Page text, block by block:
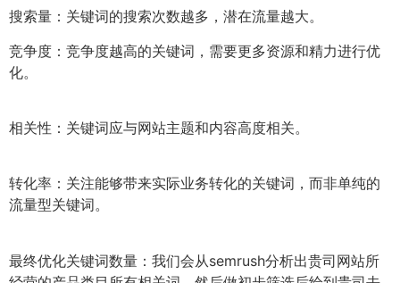
搜索量：关键词的搜索次数越多，潜在流量越大。
竞争度：竞争度越高的关键词，需要更多资源和精力进行优
化。
相关性：关键词应与网站主题和内容高度相关。
转化率：关注能够带来实际业务转化的关键词，而非单纯的
流量型关键词。
最终优化关键词数量：我们会从semrush分析出贵司网站所